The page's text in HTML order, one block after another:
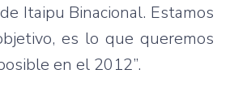
Itaipu Binacional. Estamos
es lo que queremos
en el 2012”.